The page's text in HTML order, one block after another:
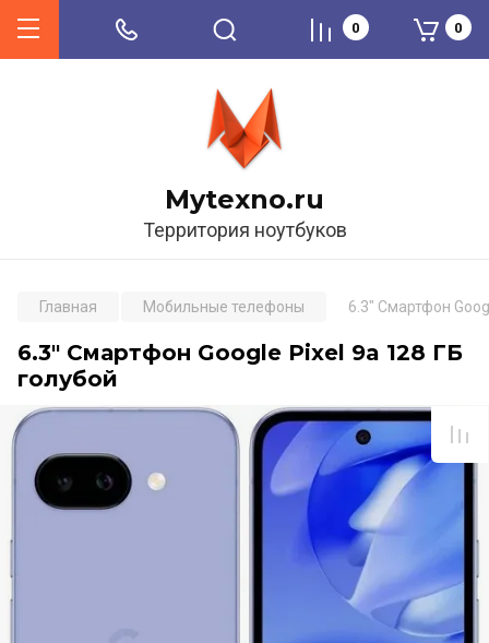
Mytexno.ru
Территория ноутбуков
0 0
Главная Мобильные телефоны 6.3" Смартфон
6.3" Смартфон Google Pixel 9a 128 ГБ
голубой